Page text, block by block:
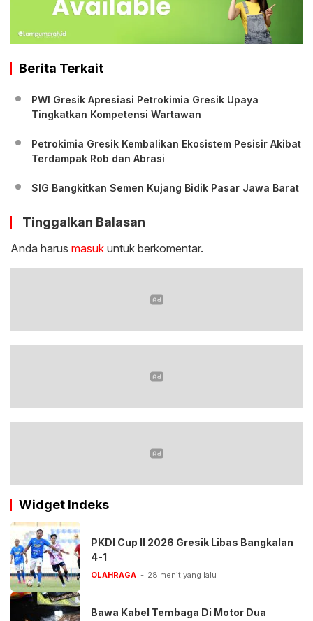
Berita Terkait
PWI Gresik Apresiasi Petrokimia Gresik Upaya
Tingkatkan Kompetensi Wartawan
Petrokimia Gresik Kembalikan Ekosistem Pesisir Akibat
Terdampak Rob dan Abrasi
SIG Bangkitkan Semen Kujang Bidik Pasar Jawa Barat
Tinggalkan Balasan
Anda harus masuk untuk berkomentar.
Widget Indeks
PKDI Cup II 2026 Gresik Libas Bangkalan
4-1
OLAHRAGA 28 menit yang lalu
Bawa Kabel Tembaga Di Motor Dua